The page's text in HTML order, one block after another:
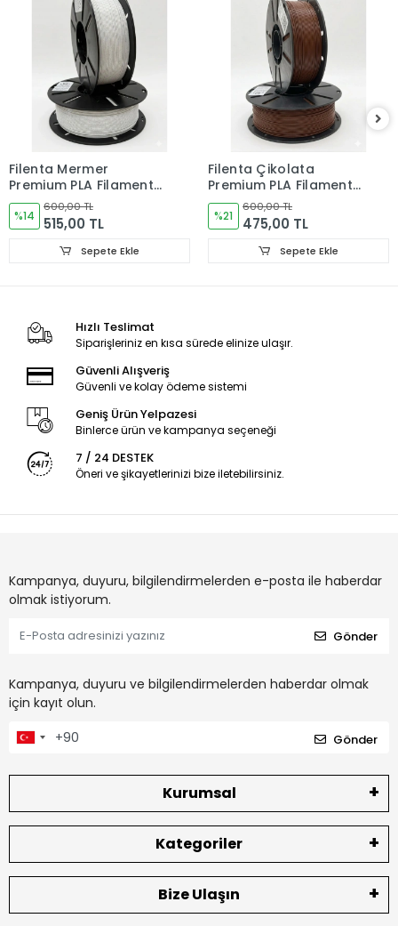
Filenta Mermer
Premium PLA Filament
1.75 mm – 1 kg
%14
600,00 TL
515,00 TL
Sepete Ekle
Filenta Çikolata
Premium PLA Filament
1.75 mm – 1 kg
%21
600,00 TL
475,00 TL
Sepete Ekle
Hızlı Teslimat
Siparişleriniz en kısa sürede elinize ulaşır.
Güvenli Alışveriş
Güvenli ve kolay ödeme sistemi
Geniş Ürün Yelpazesi
Binlerce ürün ve kampanya seçeneği
7 / 24 DESTEK
Öneri ve şikayetlerinizi bize iletebilirsiniz.
Kampanya, duyuru, bilgilendirmelerden e-posta ile haberdar
olmak istiyorum.
Gönder
Kampanya, duyuru ve bilgilendirmelerden haberdar olmak
için kayıt olun.
Gönder
Kurumsal
Kategoriler
Bize Ulaşın